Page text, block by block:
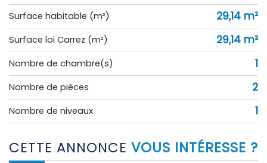
Surface habitable (m²) 29,14 m²
Surface loi Carrez (m²) 29,14 m²
Nombre de chambre(s) 1
Nombre de pièces 2
Nombre de niveaux 1
CETTE ANNONCE VOUS INTÉRESSE ?